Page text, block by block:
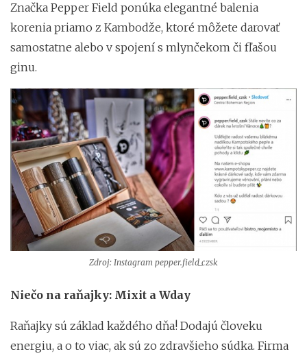
Značka Pepper Field ponúka elegantné balenia
korenia priamo z Kambodže, ktoré môžete darovať
samostatne alebo v spojení s mlynčekom či fľašou
ginu.
Zdroj: Instagram pepper.field_czsk
Niečo na raňajky: Mixit a Wday
Raňajky sú základ každého dňa! Dodajú človeku
energiu, a o to viac, ak sú zo zdravšieho súdka. Firma